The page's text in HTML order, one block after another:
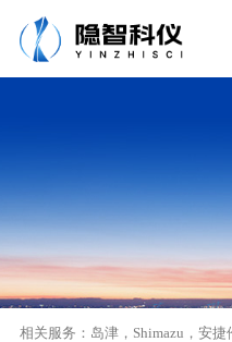
相关服务： 岛津， Shimazu ， 安捷